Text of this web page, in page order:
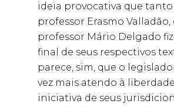
ideia provocativa que tanto
professor Erasmo Valladão,
professor Mário Delgado
final de seus respectivos
parece, sim, que o
vez mais atendo à
iniciativa de seus